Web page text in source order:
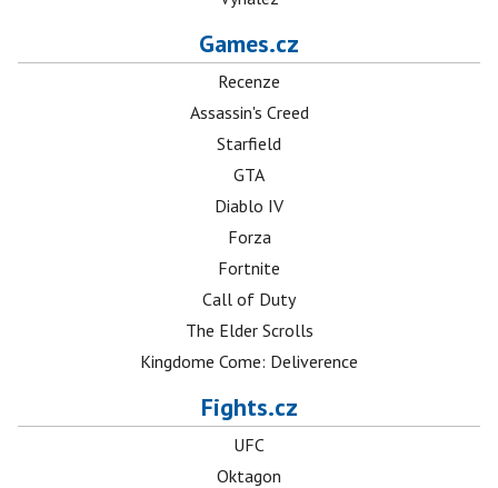
Games.cz
Recenze
Assassin's Creed
Starfield
GTA
Diablo IV
Forza
Fortnite
Call of Duty
The Elder Scrolls
Kingdome Come: Deliverence
Fights.cz
UFC
Oktagon